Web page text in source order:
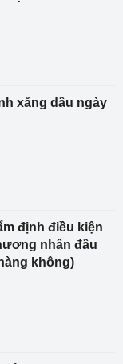
xăng dầu ngày
định điều kiện
nhân đầu
không)